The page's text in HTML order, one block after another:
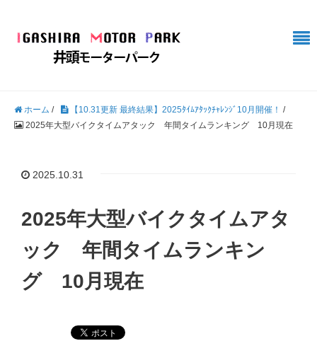
ホーム / 【10.31更新 最終結果】2025ﾀｲﾑｱﾀｯｸﾁｬﾚﾝｼﾞ10月開催！ /
2025年大型バイクタイムアタック 年間タイムランキング 10月現在
2025.10.31
2025年大型バイクタイムアタ
ック 年間タイムランキン
グ 10月現在